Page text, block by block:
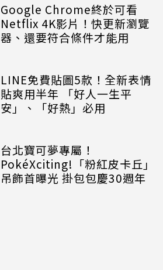
Google Chrome終於可看
Netflix 4K影片！快更新瀏覽
器、還要符合條件才能用
LINE免費貼圖5款！全新表情
貼爽用半年 「好人一生平
安」、「好熱」必用
台北寶可夢專屬！
PokéXciting!「粉紅皮卡丘」
吊飾首曝光 掛包包慶30週年